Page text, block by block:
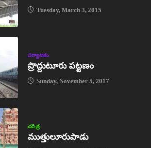
Tuesday, March 3, 2015
పర్యాటకం
ప్రొద్దుటూరు పట్టణం
Sunday, November 5, 2017
చరిత్ర
ముత్తులూరుపాడు